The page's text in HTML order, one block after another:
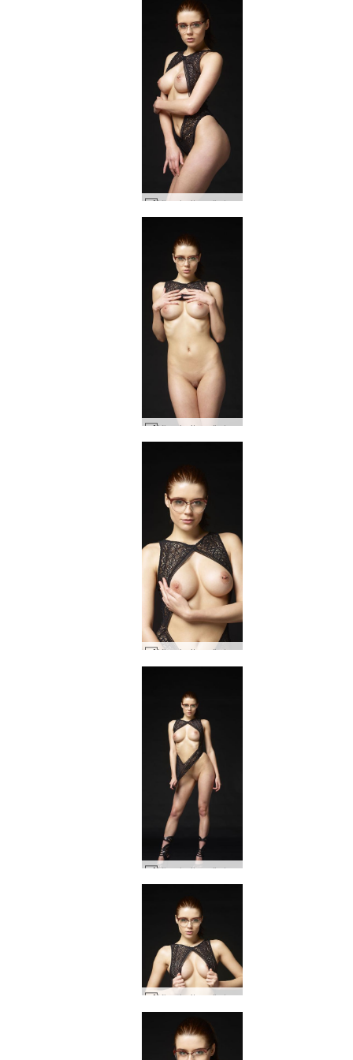
Kloe heitur nörd #35
Kloe heitur nörd #63
Kloe heitur nörd #50
Kloe heitur nörd #38
Kloe heitur nörd #58